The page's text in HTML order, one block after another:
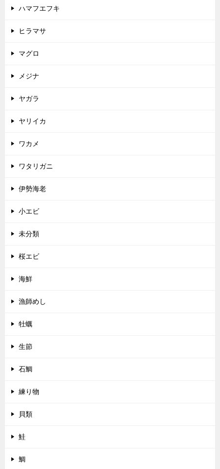
ハマフエフキ
ヒラマサ
マグロ
メジナ
ヤガラ
ヤリイカ
ワカメ
ワタリガニ
伊勢海老
小エビ
未分類
桜エビ
海鮮
漁師めし
牡蠣
生節
石鯛
練り物
貝類
鮭
鯛